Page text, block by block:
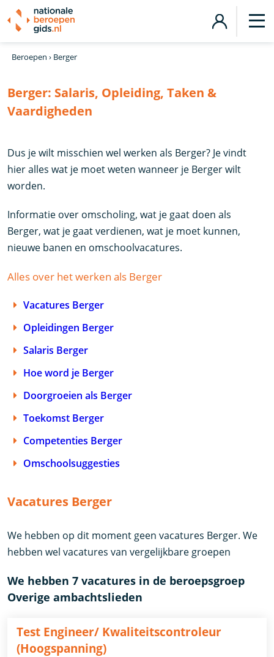
Beroepen › Berger
Berger: Salaris, Opleiding, Taken &
Vaardigheden
Dus je wilt misschien wel werken als Berger? Je vindt
hier alles wat je moet weten wanneer je Berger wilt
worden.
Informatie over omscholing, wat je gaat doen als
Berger, wat je gaat verdienen, wat je moet kunnen,
nieuwe banen en omschoolvacatures.
Alles over het werken als Berger
Vacatures Berger
Opleidingen Berger
Salaris Berger
Hoe word je Berger
Doorgroeien als Berger
Toekomst Berger
Competenties Berger
Omschoolsuggesties
Vacatures Berger
We hebben op dit moment geen vacatures Berger. We
hebben wel vacatures van vergelijkbare groepen
We hebben 7 vacatures in de beroepsgroep
Overige ambachtslieden
Test Engineer/ Kwaliteitscontroleur
(Hoogspanning)